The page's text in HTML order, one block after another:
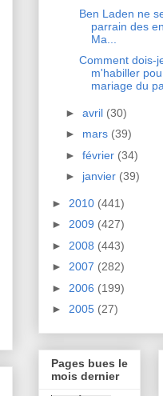
Ben Laden ne
parrain des
Ma...
Comment dois-
m'habiller
mariage du
► avril (30)
► mars (39)
► février (34)
► janvier (39)
► 2010 (441)
► 2009 (427)
► 2008 (443)
► 2007 (282)
► 2006 (199)
► 2005 (27)
Pages bues le
mois dernier